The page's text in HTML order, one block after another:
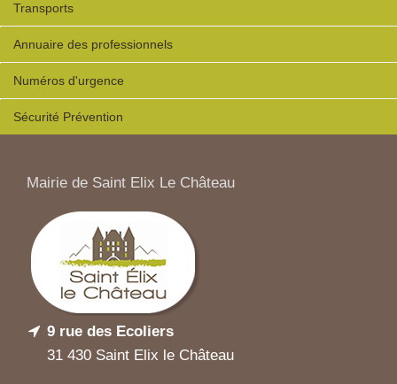
Transports
Annuaire des professionnels
Numéros d'urgence
Sécurité Prévention
Mairie de Saint Elix Le Château
9 rue des Ecoliers
31 430 Saint Elix le Château